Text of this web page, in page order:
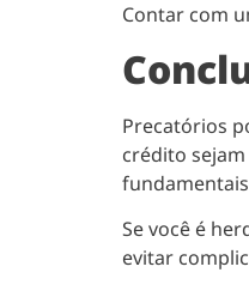
Contar com
Precatórios
crédito
Se você é
evitar